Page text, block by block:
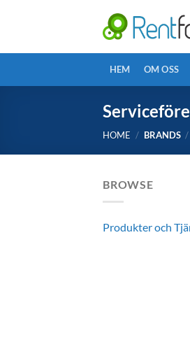
HEM OM OSS
HOME / BRANDS /
BROWSE
Produkter och